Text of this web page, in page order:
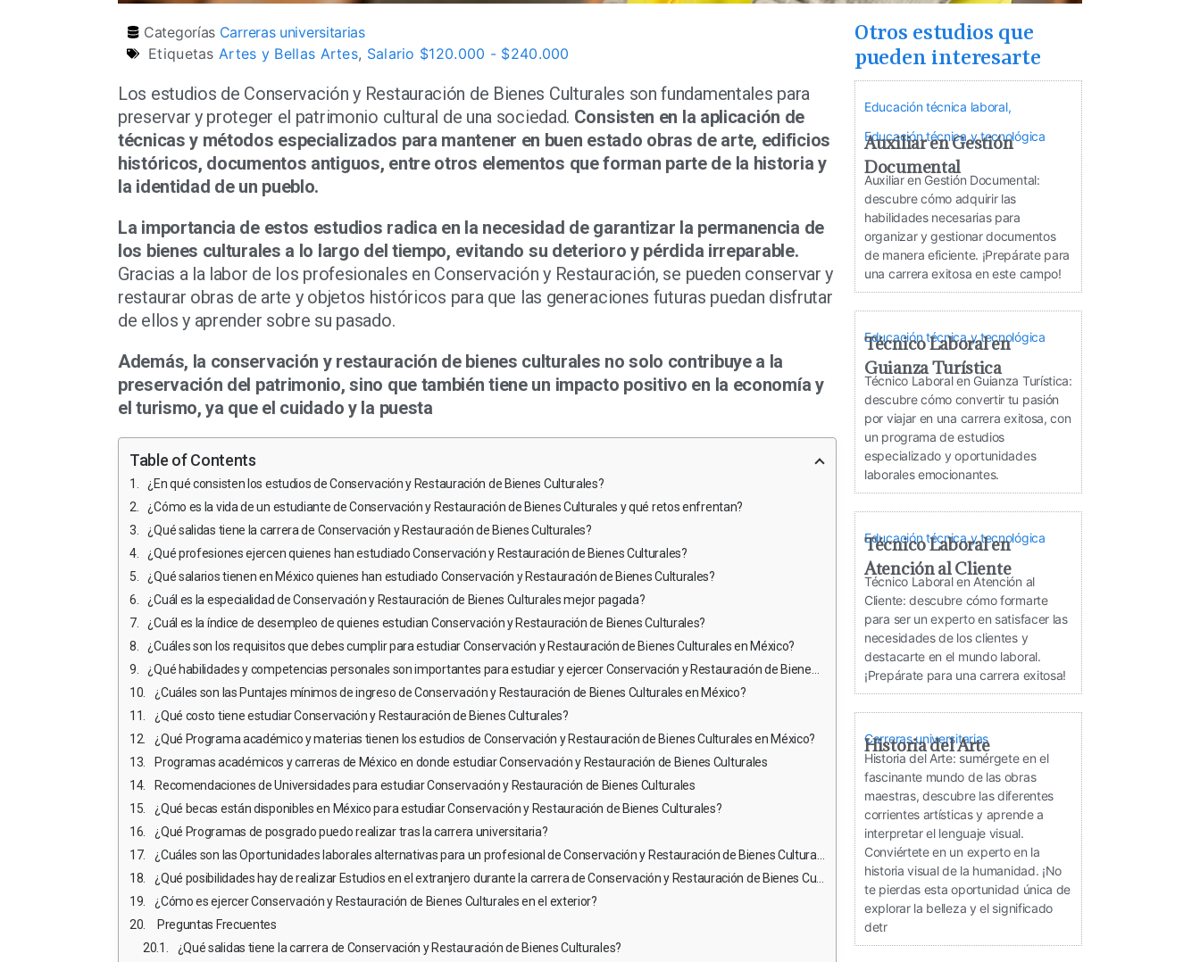
Categorías Carreras universitarias
Etiquetas Artes y Bellas Artes, Salario $120.000 - $240.000
Los estudios de Conservación y Restauración de Bienes Culturales son fundamentales para
preservar y proteger el patrimonio cultural de una sociedad. Consisten en la aplicación de
técnicas y métodos especializados para mantener en buen estado obras de arte, edificios
históricos, documentos antiguos, entre otros elementos que forman parte de la historia y
la identidad de un pueblo.
La importancia de estos estudios radica en la necesidad de garantizar la permanencia de
los bienes culturales a lo largo del tiempo, evitando su deterioro y pérdida irreparable.
Gracias a la labor de los profesionales en Conservación y Restauración, se pueden conservar y
restaurar obras de arte y objetos históricos para que las generaciones futuras puedan disfrutar
de ellos y aprender sobre su pasado.
Además, la conservación y restauración de bienes culturales no solo contribuye a la
preservación del patrimonio, sino que también tiene un impacto positivo en la economía y
el turismo, ya que el cuidado y la puesta
Table of Contents
¿En qué consisten los estudios de Conservación y Restauración de Bienes Culturales?
¿Cómo es la vida de un estudiante de Conservación y Restauración de Bienes Culturales y qué retos enfrentan?
¿Qué salidas tiene la carrera de Conservación y Restauración de Bienes Culturales?
¿Qué profesiones ejercen quienes han estudiado Conservación y Restauración de Bienes Culturales?
¿Qué salarios tienen en México quienes han estudiado Conservación y Restauración de Bienes Culturales?
¿Cuál es la especialidad de Conservación y Restauración de Bienes Culturales mejor pagada?
¿Cuál es la índice de desempleo de quienes estudian Conservación y Restauración de Bienes Culturales?
¿Cuáles son los requisitos que debes cumplir para estudiar Conservación y Restauración de Bienes Culturales en México?
¿Qué habilidades y competencias personales son importantes para estudiar y ejercer Conservación y Restauración de Bienes Culturales?
¿Cuáles son las Puntajes mínimos de ingreso de Conservación y Restauración de Bienes Culturales en México?
¿Qué costo tiene estudiar Conservación y Restauración de Bienes Culturales?
¿Qué Programa académico y materias tienen los estudios de Conservación y Restauración de Bienes Culturales en México?
Programas académicos y carreras de México en donde estudiar Conservación y Restauración de Bienes Culturales
Recomendaciones de Universidades para estudiar Conservación y Restauración de Bienes Culturales
¿Qué becas están disponibles en México para estudiar Conservación y Restauración de Bienes Culturales?
¿Qué Programas de posgrado puedo realizar tras la carrera universitaria?
¿Cuáles son las Oportunidades laborales alternativas para un profesional de Conservación y Restauración de Bienes Culturales que no desea ejercer?
¿Qué posibilidades hay de realizar Estudios en el extranjero durante la carrera de Conservación y Restauración de Bienes Culturales?
¿Cómo es ejercer Conservación y Restauración de Bienes Culturales en el exterior?
Preguntas Frecuentes
¿Qué salidas tiene la carrera de Conservación y Restauración de Bienes Culturales?
Otros estudios que
pueden interesarte
Educación técnica laboral,
Educación técnica y tecnológica
Auxiliar en Gestión
Documental
Auxiliar en Gestión Documental:
descubre cómo adquirir las
habilidades necesarias para
organizar y gestionar documentos
de manera eficiente. ¡Prepárate para
una carrera exitosa en este campo!
Educación técnica y tecnológica
Técnico Laboral en
Guianza Turística
Técnico Laboral en Guianza Turística:
descubre cómo convertir tu pasión
por viajar en una carrera exitosa, con
un programa de estudios
especializado y oportunidades
laborales emocionantes.
Educación técnica y tecnológica
Técnico Laboral en
Atención al Cliente
Técnico Laboral en Atención al
Cliente: descubre cómo formarte
para ser un experto en satisfacer las
necesidades de los clientes y
destacarte en el mundo laboral.
¡Prepárate para una carrera exitosa!
Carreras universitarias
Historia del Arte
Historia del Arte: sumérgete en el
fascinante mundo de las obras
maestras, descubre las diferentes
corrientes artísticas y aprende a
interpretar el lenguaje visual.
Conviértete en un experto en la
historia visual de la humanidad. ¡No
te pierdas esta oportunidad única de
explorar la belleza y el significado
detr